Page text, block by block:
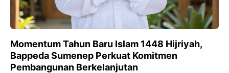
Momentum Tahun Baru Islam 1448 Hijriyah,
Bappeda Sumenep Perkuat Komitmen
Pembangunan Berkelanjutan